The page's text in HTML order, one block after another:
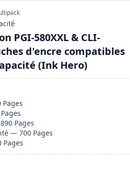
PGI-580XXL & CLI-
d'encre compatibles
(Ink Hero)
Pages
Pages
890 Pages
—700 Pages
Pages